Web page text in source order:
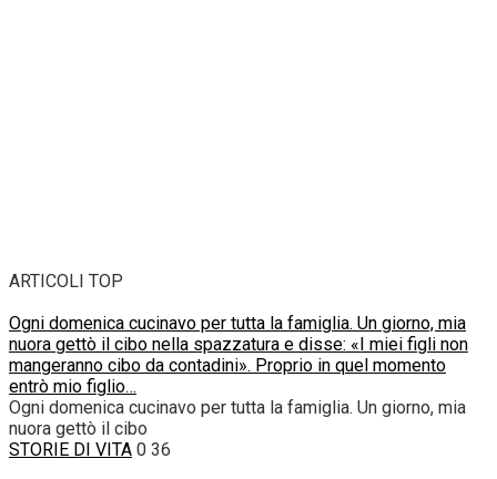
ARTICOLI TOP
Ogni domenica cucinavo per tutta la famiglia. Un giorno, mia
nuora gettò il cibo nella spazzatura e disse: «I miei figli non
mangeranno cibo da contadini». Proprio in quel momento
entrò mio figlio…
Ogni domenica cucinavo per tutta la famiglia. Un giorno, mia
nuora gettò il cibo
STORIE DI VITA 0 36